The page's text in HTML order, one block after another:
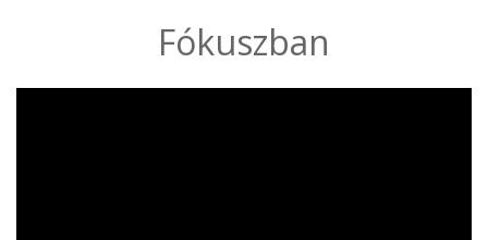
Fókuszban